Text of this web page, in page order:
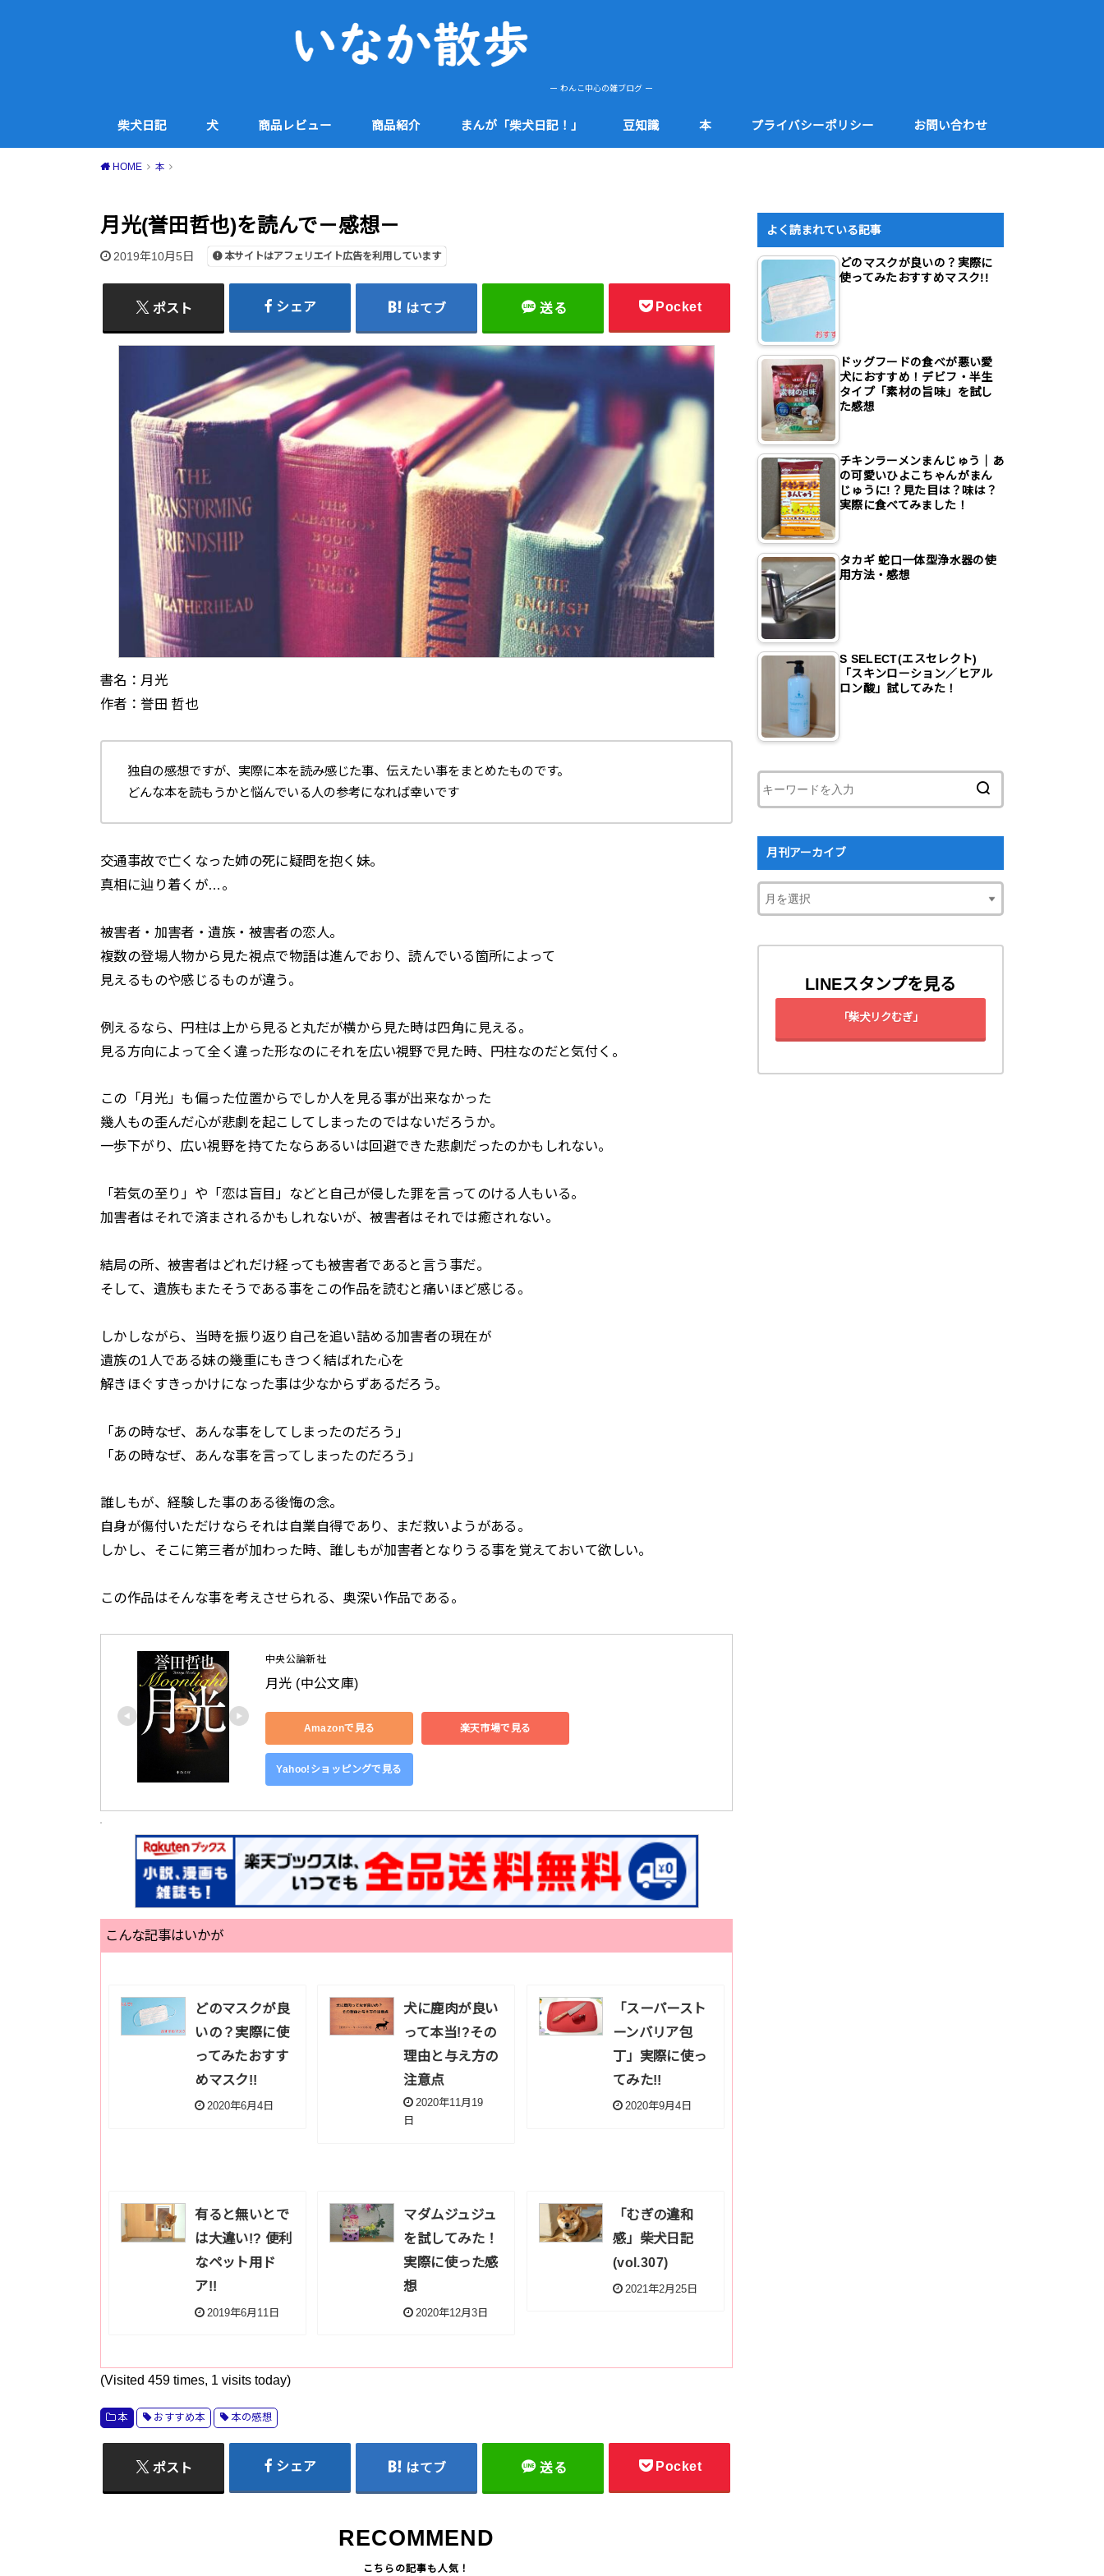
ー わんこ中心の雑ブログ ー
柴犬日記 犬 商品レビュー 商品紹介 まんが「柴犬日記！」 豆知識 本 プライバシーポリシー お問い合わせ
HOME 本
月光(誉田哲也)を読んで－感想－
2019年10月5日 本サイトはアフェリエイト広告を利用しています
ポスト シェア はてブ 送る Pocket
書名：月光
作者：誉田 哲也
独自の感想ですが、実際に本を読み感じた事、伝えたい事をまとめたものです。
どんな本を読もうかと悩んでいる人の参考になれば幸いです
交通事故で亡くなった姉の死に疑問を抱く妹。
真相に辿り着くが…。
被害者・加害者・遺族・被害者の恋人。
複数の登場人物から見た視点で物語は進んでおり、読んでいる箇所によって
見えるものや感じるものが違う。
例えるなら、円柱は上から見ると丸だが横から見た時は四角に見える。
見る方向によって全く違った形なのにそれを広い視野で見た時、円柱なのだと気付く。
この「月光」も偏った位置からでしか人を見る事が出来なかった
幾人もの歪んだ心が悲劇を起こしてしまったのではないだろうか。
一歩下がり、広い視野を持てたならあるいは回避できた悲劇だったのかもしれない。
「若気の至り」や「恋は盲目」などと自己が侵した罪を言ってのける人もいる。
加害者はそれで済まされるかもしれないが、被害者はそれでは癒されない。
結局の所、被害者はどれだけ経っても被害者であると言う事だ。
そして、遺族もまたそうである事をこの作品を読むと痛いほど感じる。
しかしながら、当時を振り返り自己を追い詰める加害者の現在が
遺族の1人である妹の幾重にもきつく結ばれた心を
解きほぐすきっかけになった事は少なからずあるだろう。
「あの時なぜ、あんな事をしてしまったのだろう」
「あの時なぜ、あんな事を言ってしまったのだろう」
誰しもが、経験した事のある後悔の念。
自身が傷付いただけならそれは自業自得であり、まだ救いようがある。
しかし、そこに第三者が加わった時、誰しもが加害者となりうる事を覚えておいて欲しい。
この作品はそんな事を考えさせられる、奥深い作品である。
中央公論新社
月光 (中公文庫)
Amazonで見る 楽天市場で見る
Yahoo!ショッピングで見る
こんな記事はいかが
どのマスクが良
いの？実際に使
ってみたおすす
めマスク!!
2020年6月4日
犬に鹿肉が良い
って本当!?その
理由と与え方の
注意点
2020年11月19
日
「スーパースト
ーンバリア包
丁」実際に使っ
てみた!!
2020年9月4日
有ると無いとで
は大違い!? 便利
なペット用ド
ア!!
2019年6月11日
マダムジュジュ
を試してみた！
実際に使った感
想
2020年12月3日
「むぎの違和
感」柴犬日記
(vol.307)
2021年2月25日
(Visited 459 times, 1 visits today)
本 おすすめ本 本の感想
ポスト シェア はてブ 送る Pocket
RECOMMEND
よく読まれている記事
どのマスクが良いの？実際に
使ってみたおすすめマスク!!
ドッグフードの食べが悪い愛
犬におすすめ！デビフ・半生
タイプ「素材の旨味」を試し
た感想
チキンラーメンまんじゅう｜あ
の可愛いひよこちゃんがまん
じゅうに!？見た目は？味は？
実際に食べてみました！
タカギ 蛇口一体型浄水器の使
用方法・感想
S SELECT(エスセレクト)
「スキンローション／ヒアル
ロン酸」試してみた！
月刊アーカイブ
LINEスタンプを見る
「柴犬リクむぎ」